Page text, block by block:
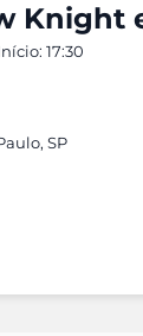
Knight
17:30
SP